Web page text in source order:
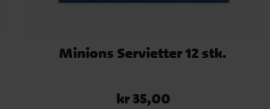
Minions Servietter 12 stk.
Pris :kr 35,00
kr 35,00